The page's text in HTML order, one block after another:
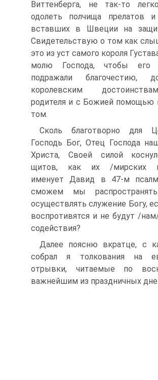
Виттенберга, не так-то
одолеть полчища прелатов и
вставших в Швеции на
Свидетельствую о том как
это из уст самого короля
молю Господа, чтобы его
подражали благочестию,
королевским
родителя и с Божией помощью
том.
Сколь благотворно для
Господь Бог, Отец Господа
Христа, Своей силой
щитов, как их /мирских
именует Давид в 47-м
сможем мы
осуществлять служение Богу,
воспротивятся и не будут /
содействия?
Далее поясню вкратце, с
собрал я толкования на
отрывки, читаемые по
важнейшим из праздничных